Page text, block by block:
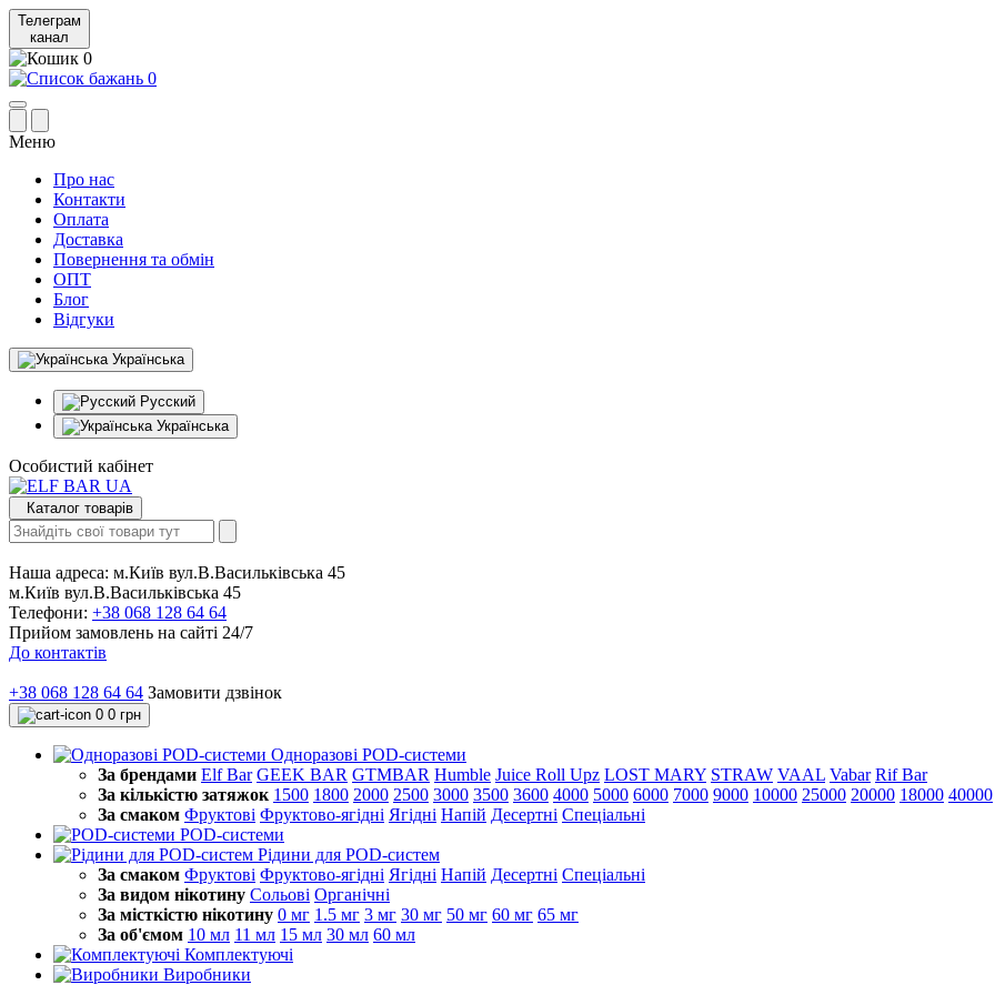
Телеграм
канал
0
0
Меню
Про нас
Контакти
Оплата
Доставка
Повернення та обмін
ОПТ
Блог
Відгуки
Українська
Русский
Українська
Особистий кабінет
Каталог товарів
Наша адреса: м.Київ вул.В.Васильківська 45
м.Київ вул.В.Васильківська 45
Телефони: +38 068 128 64 64
Прийом замовлень на сайті 24/7
До контактів
+38 068 128 64 64 Замовити дзвінок
0 0 грн
Одноразові POD-системи
За брендами Elf Bar GEEK BAR GTMBAR Humble Juice Roll Upz LOST MARY STRAW VAAL Vabar Rif Bar
За кількістю затяжок 1500 1800 2000 2500 3000 3500 3600 4000 5000 6000 7000 9000 10000 25000 20000 18000 40000
За смаком Фруктові Фруктово-ягідні Ягідні Напій Десертні Спеціальні
POD-системи
Рідини для POD-систем
За смаком Фруктові Фруктово-ягідні Ягідні Напій Десертні Спеціальні
За видом нікотину Сольові Органічні
За місткістю нікотину 0 мг 1.5 мг 3 мг 30 мг 50 мг 60 мг 65 мг
За об'ємом 10 мл 11 мл 15 мл 30 мл 60 мл
Комплектуючі
Виробники